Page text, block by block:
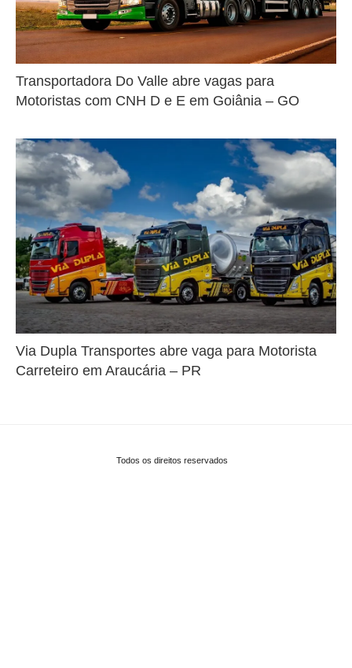
Transportadora Do Valle abre vagas para
Motoristas com CNH D e E em Goiânia – GO
Via Dupla Transportes abre vaga para Motorista
Carreteiro em Araucária – PR
Todos os direitos reservados